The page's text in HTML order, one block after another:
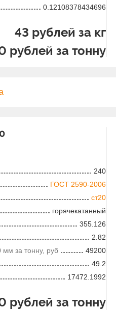
0.12108378434696
43 рублей за кг
рублей за тонну
240
ГОСТ 2590-2006
ст20
горячекатанный
355.126
2.82
мм за тонну, руб
49200
49.2
17472.1992
рублей за тонну